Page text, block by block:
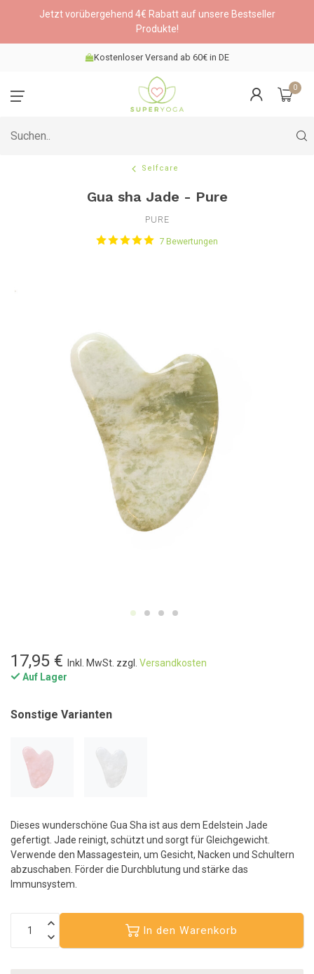
Jetzt vorübergehend 4€ Rabatt auf unsere Bestseller
Produkte!
Kostenloser Versand ab 60€ in DE
0
Selfcare
Gua sha Jade - Pure
PURE
7 Bewertungen
17,95 € Inkl. MwSt. zzgl. Versandkosten
Auf Lager
Sonstige Varianten
Dieses wunderschöne Gua Sha ist aus dem Edelstein Jade
gefertigt. Jade reinigt, schützt und sorgt für Gleichgewicht.
Verwende den Massagestein, um Gesicht, Nacken und Schultern
abzuschaben. Förder die Durchblutung und stärke das
Immunsystem.
In den Warenkorb